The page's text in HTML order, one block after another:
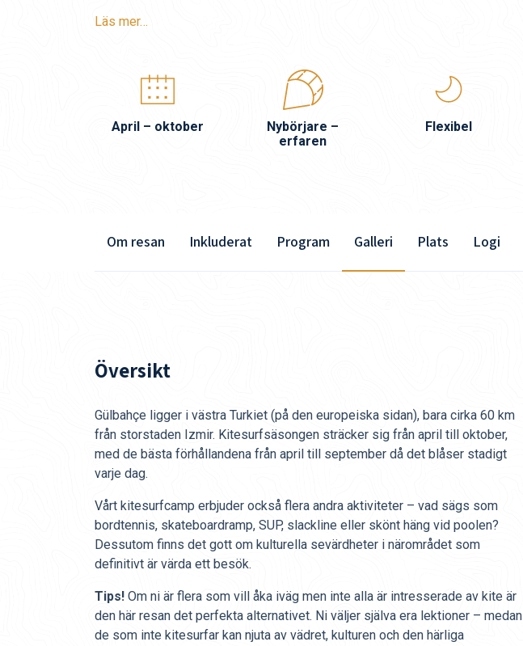
Läs mer…
April – oktober
Nybörjare –
erfaren
Flexibel
Om resan Inkluderat Program Galleri Plats Logi
Översikt
Gülbahçe ligger i västra Turkiet (på den europeiska sidan), bara cirka 60 km
från storstaden Izmir. Kitesurfsäsongen sträcker sig från april till oktober,
med de bästa förhållandena från april till september då det blåser stadigt
varje dag.
Vårt kitesurfcamp erbjuder också flera andra aktiviteter – vad sägs som
bordtennis, skateboardramp, SUP, slackline eller skönt häng vid poolen?
Dessutom finns det gott om kulturella sevärdheter i närområdet som
definitivt är värda ett besök.
Tips! Om ni är flera som vill åka iväg men inte alla är intresserade av kite är
den här resan det perfekta alternativet. Ni väljer själva era lektioner – medan
de som inte kitesurfar kan njuta av vädret, kulturen och den härliga